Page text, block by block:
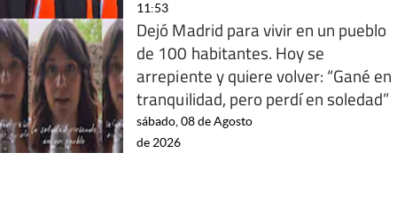
11:53
Dejó Madrid para vivir en un pueblo
de 100 habitantes. Hoy se
arrepiente y quiere volver: “Gané en
tranquilidad, pero perdí en soledad”
sábado, 08 de Agosto
de 2026